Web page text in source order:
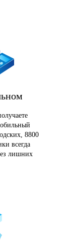
8800
всегда
лишних